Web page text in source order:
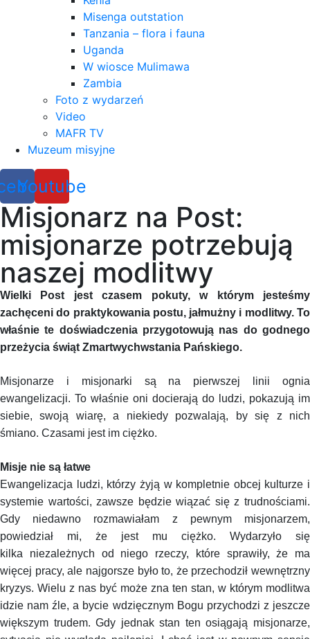
Misenga outstation
Tanzania – flora i fauna
Uganda
W wiosce Mulimawa
Zambia
Foto z wydarzeń
Video
MAFR TV
Muzeum misyjne
Youtube
Misjonarz na Post:
misjonarze potrzebują
naszej modlitwy
Wielki Post jest czasem pokuty, w którym jesteśmy
zachęceni do praktykowania postu, jałmużny i modlitwy. To
właśnie te doświadczenia przygotowują nas do godnego
przeżycia świąt Zmartwychwstania Pańskiego.
Misjonarze i misjonarki są na pierwszej linii ognia
ewangelizacji. To właśnie oni docierają do ludzi, pokazują im
siebie, swoją wiarę, a niekiedy pozwalają, by się z nich
śmiano. Czasami jest im ciężko.
Misje nie są łatwe
Ewangelizacja ludzi, którzy żyją w kompletnie obcej kulturze i
systemie wartości, zawsze będzie wiązać się z trudnościami.
Gdy niedawno rozmawiałam z pewnym misjonarzem,
powiedział mi, że jest mu ciężko. Wydarzyło się
kilka niezależnych od niego rzeczy, które sprawiły, że ma
więcej pracy, ale najgorsze było to, że przechodził wewnętrzny
kryzys. Wielu z nas być może zna ten stan, w którym modlitwa
idzie nam źle, a bycie wdzięcznym Bogu przychodzi z jeszcze
większym trudem. Gdy jednak stan ten osiągają misjonarze,